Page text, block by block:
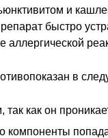
и
быстро
в
как он
компоненты